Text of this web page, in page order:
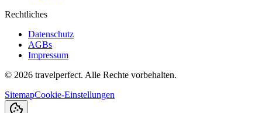
Rechtliches
Datenschutz
AGBs
Impressum
© 2026 travelperfect. Alle Rechte vorbehalten.
SitemapCookie-Einstellungen